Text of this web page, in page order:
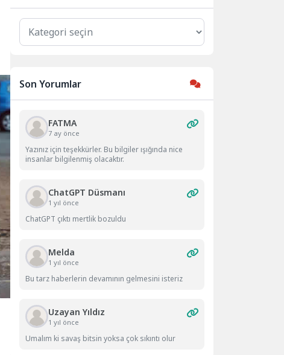
Kategoriler
Son Yorumlar
FATMA
7 ay önce
Yazınız için teşekkürler. Bu bilgiler ışığında nice
insanlar bilgilenmiş olacaktır.
ChatGPT Düsmanı
1 yıl önce
ChatGPT çıktı mertlik bozuldu
Melda
1 yıl önce
Bu tarz haberlerin devamının gelmesini isteriz
Uzayan Yıldız
1 yıl önce
Umalım ki savaş bitsin yoksa çok sıkıntı olur